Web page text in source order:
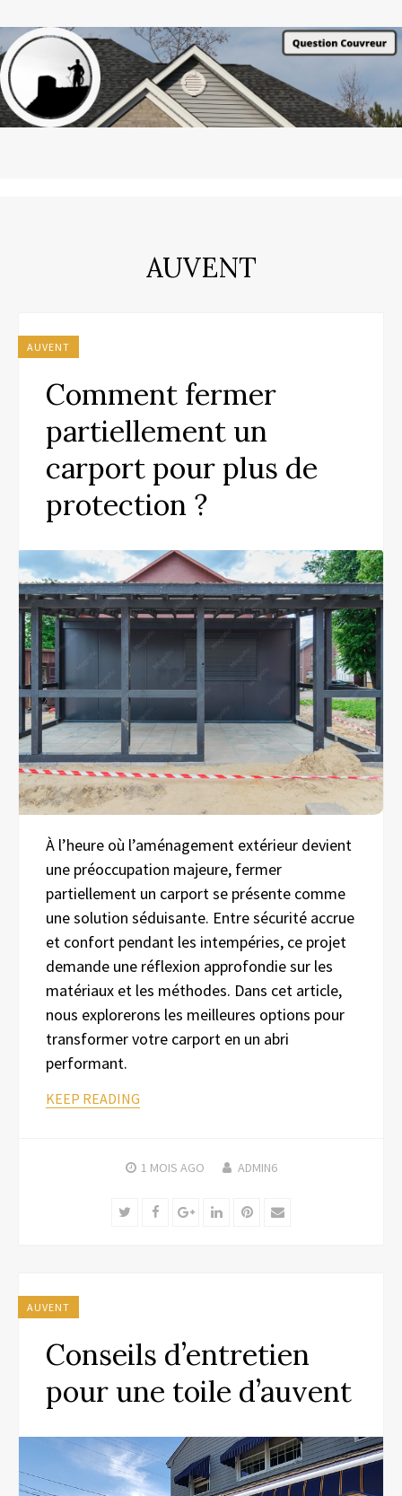
AUVENT
AUVENT
Comment fermer
partiellement un
carport pour plus de
protection ?
À l’heure où l’aménagement extérieur devient
une préoccupation majeure, fermer
partiellement un carport se présente comme
une solution séduisante. Entre sécurité accrue
et confort pendant les intempéries, ce projet
demande une réflexion approfondie sur les
matériaux et les méthodes. Dans cet article,
nous explorerons les meilleures options pour
transformer votre carport en un abri
performant.
KEEP READING
1 MOIS AGO ADMIN6
TwitterFacebookGoogle+LinkedInPinterest
Email
AUVENT
Conseils d’entretien
pour une toile d’auvent